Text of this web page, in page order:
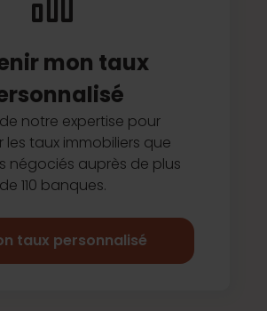
mon taux
notre expertise pour
taux immobiliers que
négociés auprès de plus
de 110 banques.
taux personnalisé